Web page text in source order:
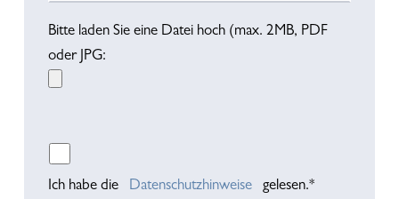
Bitte laden Sie eine Datei hoch (max. 2MB, PDF
oder JPG:
Ich habe die Datenschutzhinweise gelesen.*